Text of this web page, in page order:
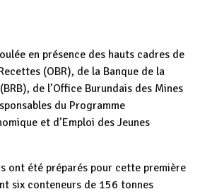
en présence des hauts cadres de
(OBR), de la Banque de la
de l’Office Burundais des Mines
du Programme
et d’Emploi des Jeunes
ont été préparés pour cette première
six conteneurs de 156 tonnes